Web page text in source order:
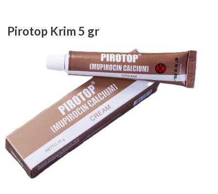
Pirotop Krim 5 gr